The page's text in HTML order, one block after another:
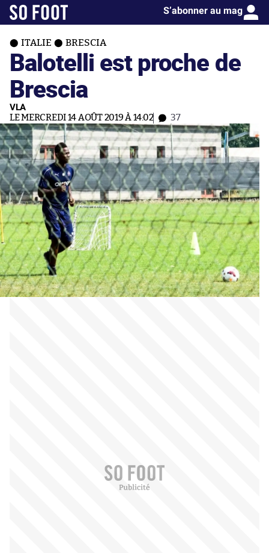
S’abonner au mag
ITALIE BRESCIA
Balotelli est proche de
Brescia
VLA
LE MERCREDI 14 AOÛT 2019 À 14:02 37